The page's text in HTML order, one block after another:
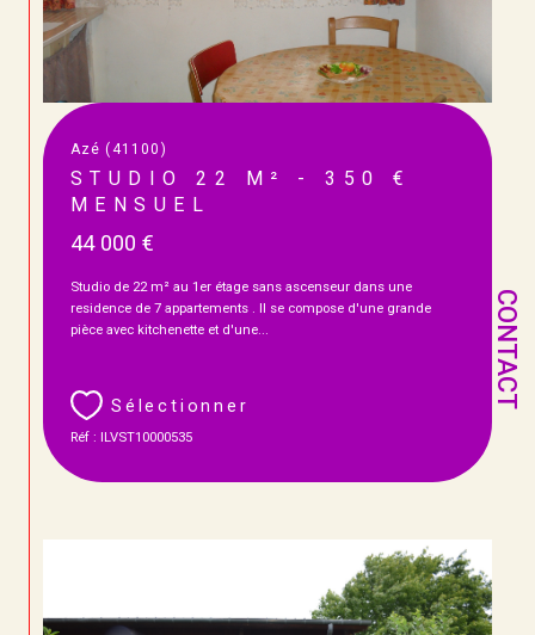
CONTACT
Azé (41100)
STUDIO 22 M² - 350 €
MENSUEL
44 000 €
Studio de 22 m² au 1er étage sans ascenseur dans une
residence de 7 appartements . Il se compose d'une grande
pièce avec kitchenette et d'une...
Sélectionner
Réf : ILVST10000535